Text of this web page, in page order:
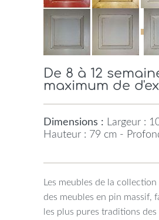
De 8 à 12
maximum de
Dimensions : Largeur :
Hauteur : 79 cm -
Les meubles de la
des meubles en pin massif,
les plus pures traditions